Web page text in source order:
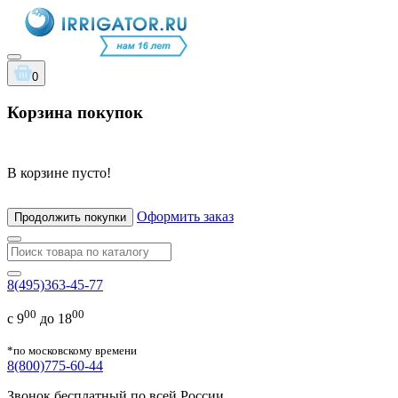
0
Корзина покупок
В корзине пусто!
Продолжить покупки Оформить заказ
8(495)363-45-77
с 900 до 1800
*по московскому времени
8(800)775-60-44